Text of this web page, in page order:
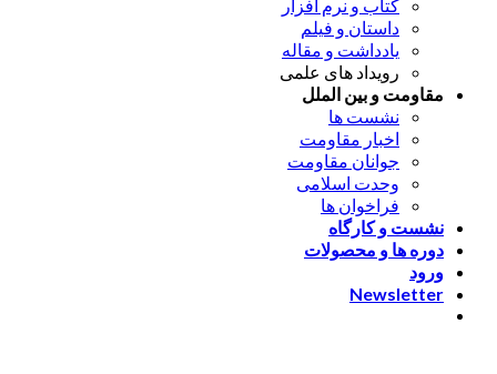
کتاب و نرم افزار
داستان و فیلم
یادداشت و مقاله
رویداد های علمی
مقاومت و بین الملل
نشست ها
اخبار مقاومت
جوانان مقاومت
وحدت اسلامی
فراخوان ها
نشست و کارگاه
دوره ها و محصولات
ورود
Newsletter